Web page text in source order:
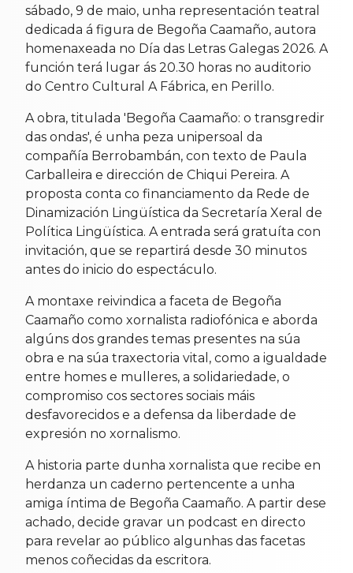
sábado, 9 de maio, unha representación teatral
dedicada á figura de Begoña Caamaño, autora
homenaxeada no Día das Letras Galegas 2026. A
función terá lugar ás 20.30 horas no auditorio
do Centro Cultural A Fábrica, en Perillo.
A obra, titulada 'Begoña Caamaño: o transgredir
das ondas', é unha peza unipersoal da
compañía Berrobambán, con texto de Paula
Carballeira e dirección de Chiqui Pereira. A
proposta conta co financiamento da Rede de
Dinamización Lingüística da Secretaría Xeral de
Política Lingüística. A entrada será gratuíta con
invitación, que se repartirá desde 30 minutos
antes do inicio do espectáculo.
A montaxe reivindica a faceta de Begoña
Caamaño como xornalista radiofónica e aborda
algúns dos grandes temas presentes na súa
obra e na súa traxectoria vital, como a igualdade
entre homes e mulleres, a solidariedade, o
compromiso cos sectores sociais máis
desfavorecidos e a defensa da liberdade de
expresión no xornalismo.
A historia parte dunha xornalista que recibe en
herdanza un caderno pertencente a unha
amiga íntima de Begoña Caamaño. A partir dese
achado, decide gravar un podcast en directo
para revelar ao público algunhas das facetas
menos coñecidas da escritora.